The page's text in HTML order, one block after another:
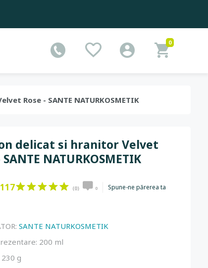
0
Rose - SANTE NATURKOSMETIK
delicat si hranitor Velvet
SANTE NATURKOSMETIK
(0) 0 Spune-ne părerea ta
SANTE NATURKOSMETIK
200 ml
230 g